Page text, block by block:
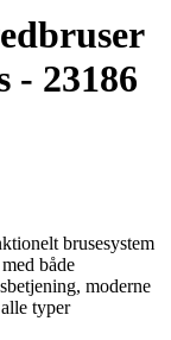
- 23186
brusesystem
med både
moderne
typer